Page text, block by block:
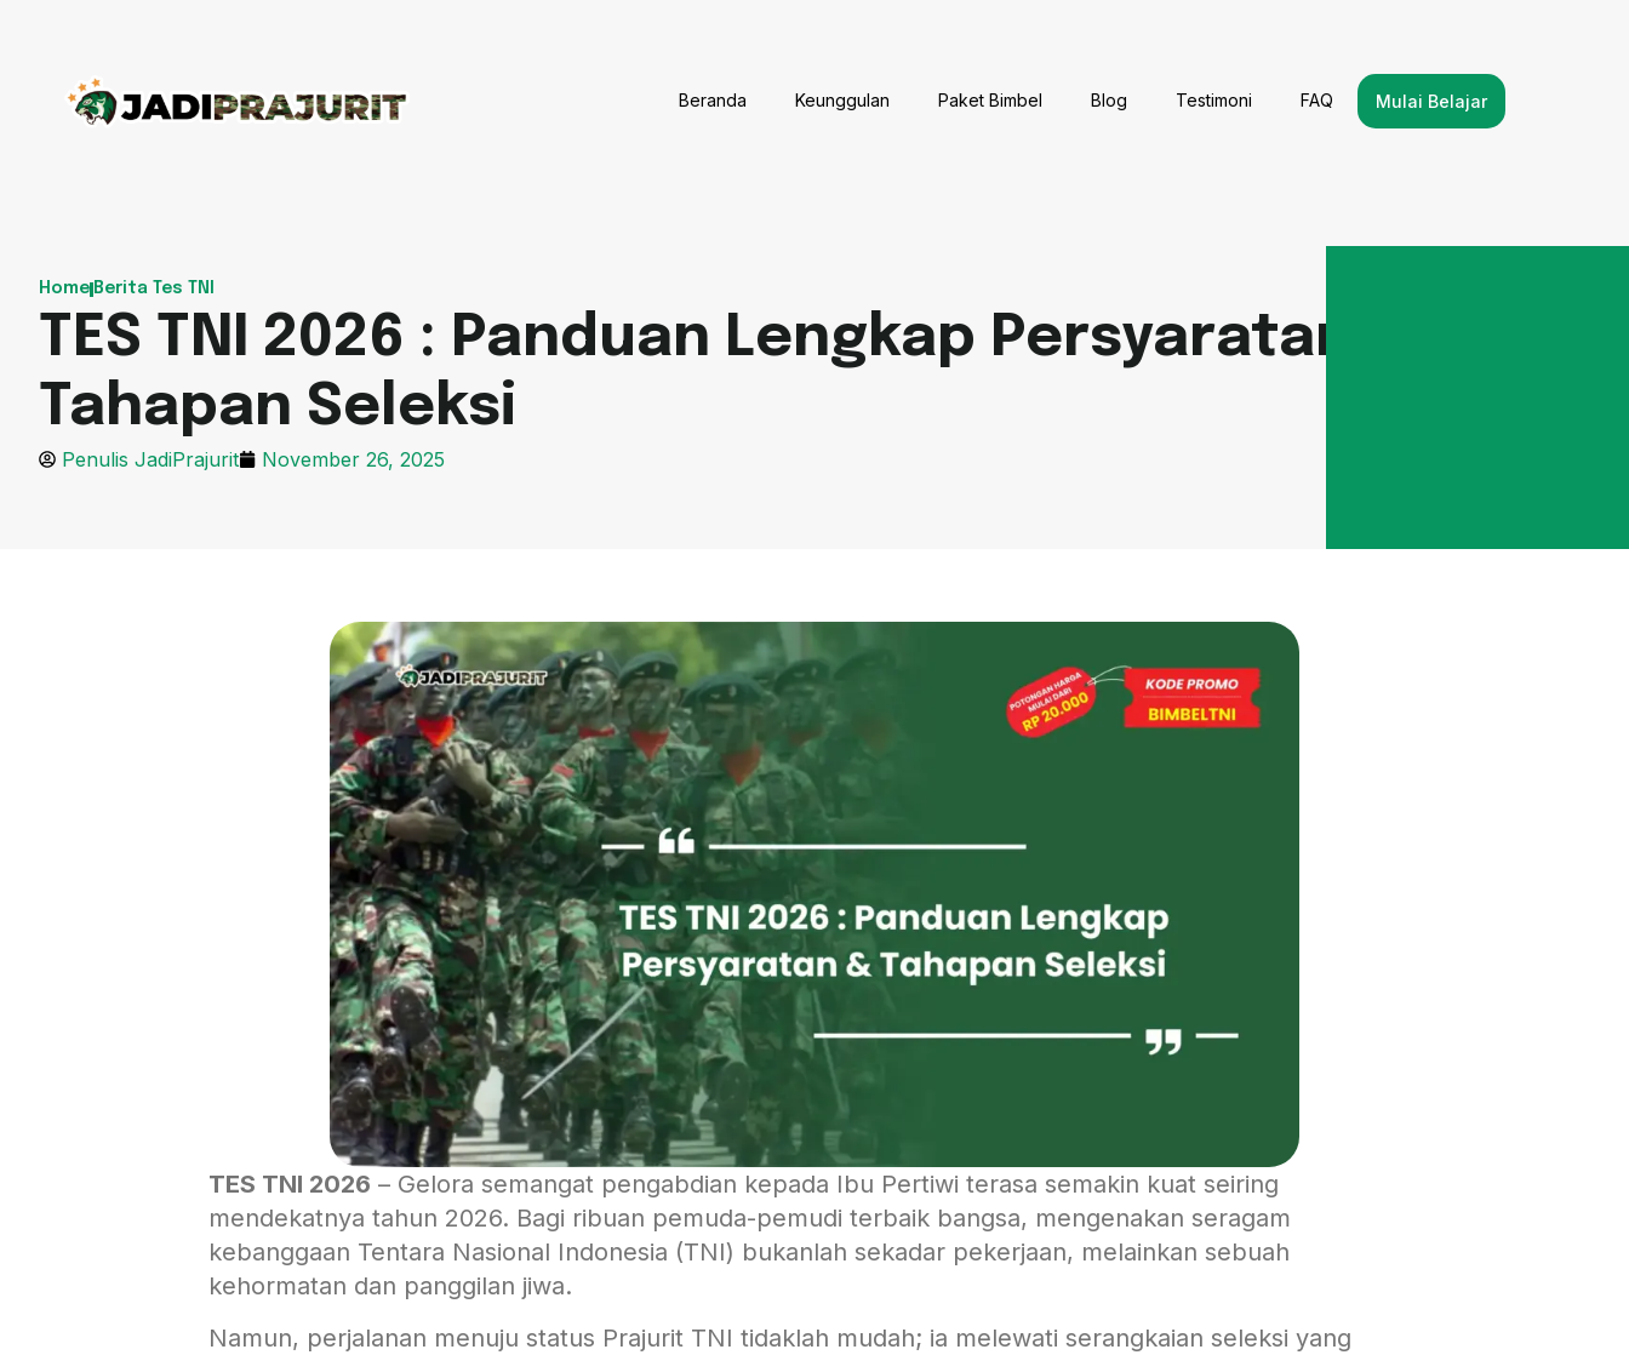
Beranda Keunggulan Paket Bimbel Blog Testimoni FAQ Mulai Belajar
Home Berita Tes TNI
TES TNI 2026 : Panduan Lengkap Persyaratan &
Tahapan Seleksi
Penulis JadiPrajurit November 26, 2025
TES TNI 2026 – Gelora semangat pengabdian kepada Ibu Pertiwi terasa semakin kuat seiring
mendekatnya tahun 2026. Bagi ribuan pemuda-pemudi terbaik bangsa, mengenakan seragam
kebanggaan Tentara Nasional Indonesia (TNI) bukanlah sekadar pekerjaan, melainkan sebuah
kehormatan dan panggilan jiwa.
Namun, perjalanan menuju status Prajurit TNI tidaklah mudah; ia melewati serangkaian seleksi yang